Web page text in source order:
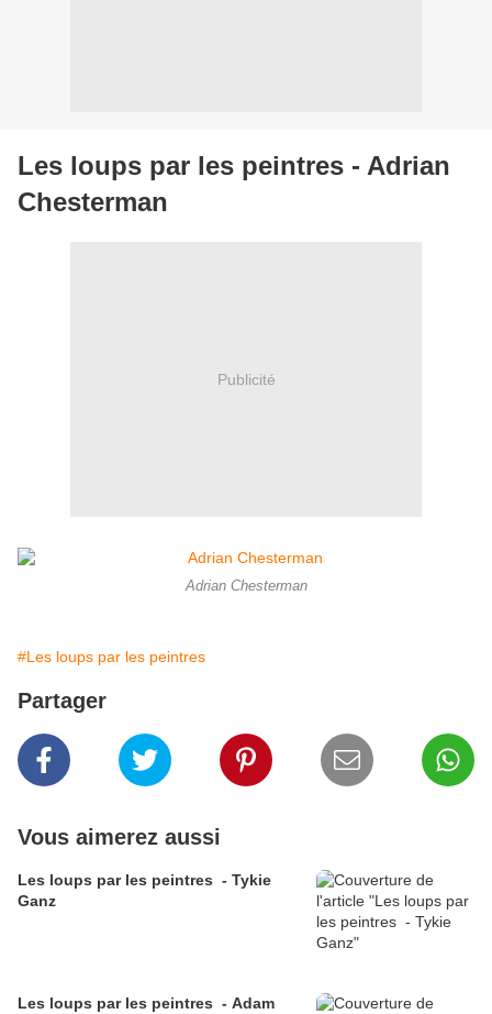
Les loups par les peintres - Adrian
Chesterman
Publicité
Adrian Chesterman
#Les loups par les peintres
Partager
Vous aimerez aussi
Les loups par les peintres - Tykie
Ganz
Les loups par les peintres - Adam